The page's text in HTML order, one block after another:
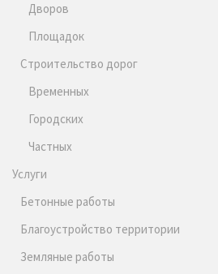
Дворов
Площадок
Строительство дорог
Временных
Городских
Частных
Услуги
Бетонные работы
Благоустройство территории
Земляные работы